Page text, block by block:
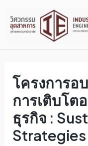
content
โครงการอ
การเติบโต
ธุรกิจ :
Strategies